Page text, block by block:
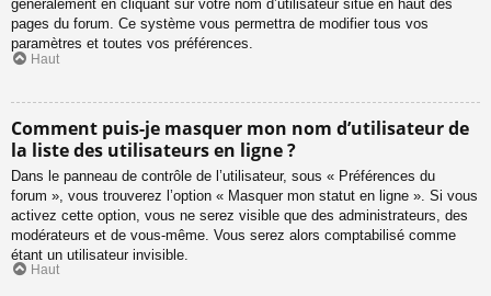
généralement en cliquant sur votre nom d’utilisateur situé en haut des
pages du forum. Ce système vous permettra de modifier tous vos
paramètres et toutes vos préférences.
Haut
Comment puis-je masquer mon nom d’utilisateur de
la liste des utilisateurs en ligne ?
Dans le panneau de contrôle de l’utilisateur, sous « Préférences du
forum », vous trouverez l’option « Masquer mon statut en ligne ». Si vous
activez cette option, vous ne serez visible que des administrateurs, des
modérateurs et de vous-même. Vous serez alors comptabilisé comme
étant un utilisateur invisible.
Haut